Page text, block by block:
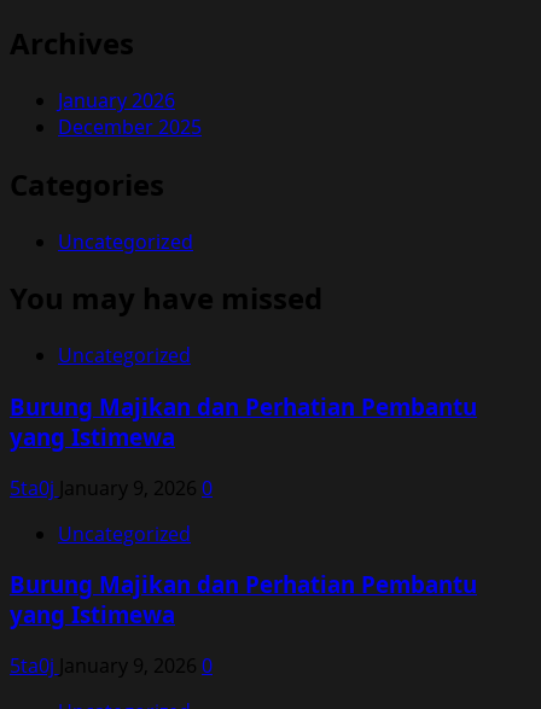
Archives
January 2026
December 2025
Categories
Uncategorized
You may have missed
Uncategorized
Burung Majikan dan Perhatian Pembantu
yang Istimewa
5ta0j January 9, 2026 0
Uncategorized
Burung Majikan dan Perhatian Pembantu
yang Istimewa
5ta0j January 9, 2026 0